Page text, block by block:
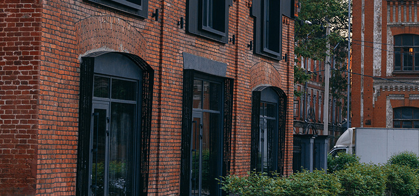
Sistema ISOLAMENTO TERMICO FASSATHERM COLLANTI E RASANTI
A 96 RESPHIRA
Collante-rasante alleggerito, fibrato, con calce idraulica naturale NHL 3,5
e speciali inerti alleggeriti